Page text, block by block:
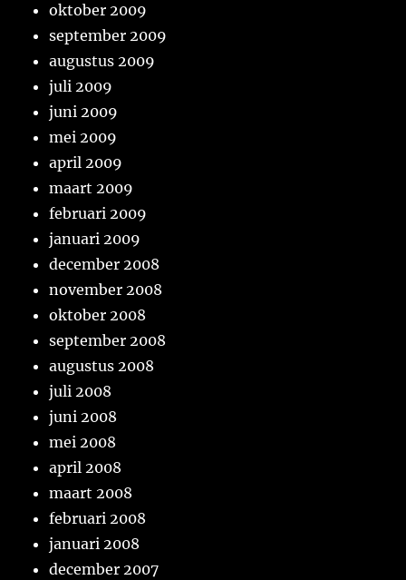
oktober 2009
september 2009
augustus 2009
juli 2009
juni 2009
mei 2009
april 2009
maart 2009
februari 2009
januari 2009
december 2008
november 2008
oktober 2008
september 2008
augustus 2008
juli 2008
juni 2008
mei 2008
april 2008
maart 2008
februari 2008
januari 2008
december 2007